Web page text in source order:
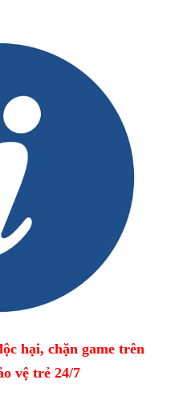
hại, chặn game trên
vệ trẻ 24/7